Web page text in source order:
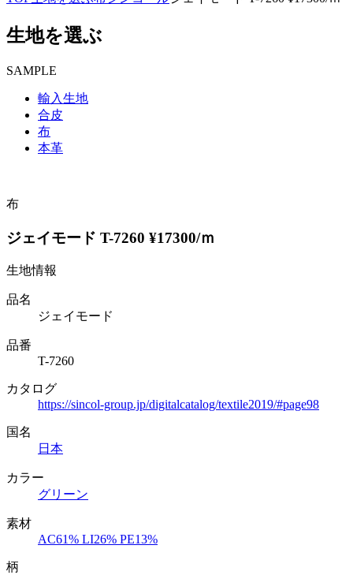
生地を選ぶ
SAMPLE
輸入生地
合皮
布
本革
布
ジェイモード T-7260 ¥17300/ｍ
生地情報
品名
ジェイモード
品番
T-7260
カタログ
https://sincol-group.jp/digitalcatalog/textile2019/#page98
国名
日本
カラー
グリーン
素材
AC61% LI26% PE13%
柄